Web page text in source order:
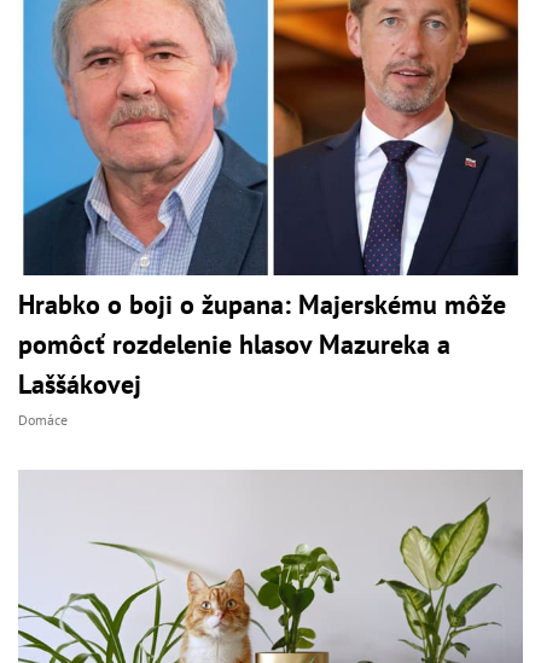
Hrabko o boji o župana: Majerskému môže
pomôcť rozdelenie hlasov Mazureka a
Laššákovej
Domáce